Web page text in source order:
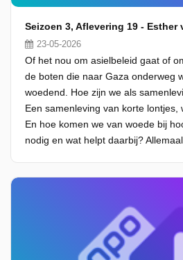
23-05-2026
Of het nou om asielbeleid gaat of
de boten die naar Gaza onderweg
woedend. Hoe zijn we als
Een samenleving van korte lontjes,
En hoe komen we van woede bij
nodig en wat helpt daarbij? Allemaal